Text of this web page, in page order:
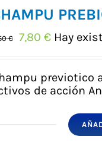
€
El
original
era:
8,50 €.
7,80 €El
actual
es:
7,80 €.
Hay
previotico
de acción
CHAMPU